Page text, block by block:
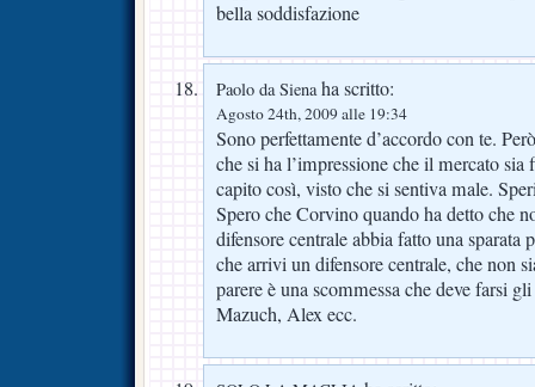
bella soddisfazione
Paolo da Sienaha scritto:
Agosto 24th, 2009 alle 19:34
Sono perfettamente d’accordo con te.
che si ha l’impressione che il mercato
capito così, visto che si sentiva male.
Spero che Corvino quando ha detto che
difensore centrale abbia fatto una sparata
che arrivi un difensore centrale, che non
parere è una scommessa che deve farsi
Mazuch, Alex ecc.